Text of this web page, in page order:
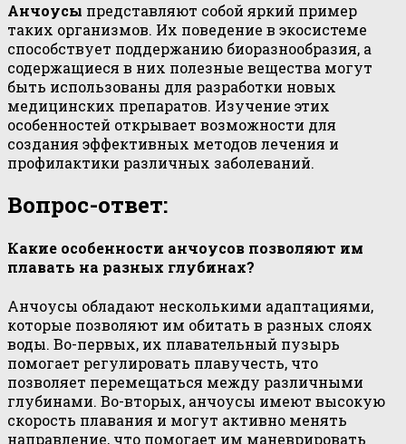
Анчоусы представляют собой яркий пример
таких организмов. Их поведение в экосистеме
способствует поддержанию биоразнообразия, а
содержащиеся в них полезные вещества могут
быть использованы для разработки новых
медицинских препаратов. Изучение этих
особенностей открывает возможности для
создания эффективных методов лечения и
профилактики различных заболеваний.
Вопрос-ответ:
Какие особенности анчоусов позволяют им
плавать на разных глубинах?
Анчоусы обладают несколькими адаптациями,
которые позволяют им обитать в разных слоях
воды. Во-первых, их плавательный пузырь
помогает регулировать плавучесть, что
позволяет перемещаться между различными
глубинами. Во-вторых, анчоусы имеют высокую
скорость плавания и могут активно менять
направление, что помогает им маневрировать